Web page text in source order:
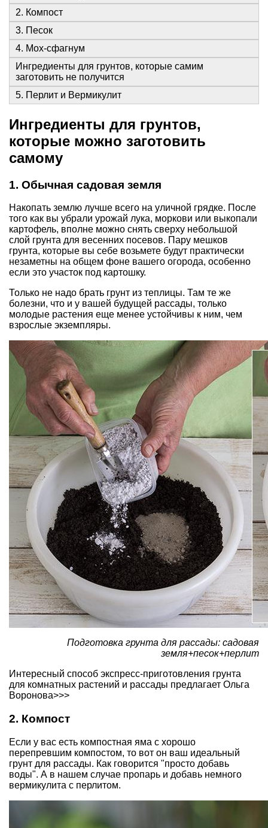
2. Компост
3. Песок
4. Мох-сфагнум
Ингредиенты для грунтов, которые самим
заготовить не получится
5. Перлит и Вермикулит
Ингредиенты для грунтов,
которые можно заготовить
самому
1. Обычная садовая земля
Накопать землю лучше всего на уличной грядке. После
того как вы убрали урожай лука, моркови или выкопали
картофель, вполне можно снять сверху небольшой
слой грунта для весенних посевов. Пару мешков
грунта, которые вы себе возьмете будут практически
незаметны на общем фоне вашего огорода, особенно
если это участок под картошку.
Только не надо брать грунт из теплицы. Там те же
болезни, что и у вашей будущей рассады, только
молодые растения еще менее устойчивы к ним, чем
взрослые экземпляры.
Подготовка грунта для рассады: садовая
земля+песок+перлит
Интересный способ экспресс-приготовления грунта
для комнатных растений и рассады предлагает Ольга
Воронова>>>
2. Компост
Если у вас есть компостная яма с хорошо
перепревшим компостом, то вот он ваш идеальный
грунт для рассады. Как говорится "просто добавь
воды". А в нашем случае пропарь и добавь немного
вермикулита с перлитом.